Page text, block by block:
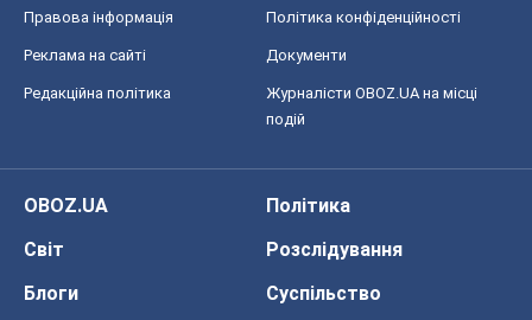
Правова інформація Політика конфіденційності
Реклама на сайті Документи
Редакційна політика
Журналісти OBOZ.UA на місці
подій
OBOZ.UA
Політика
Світ
Розслідування
Блоги
Суспільство